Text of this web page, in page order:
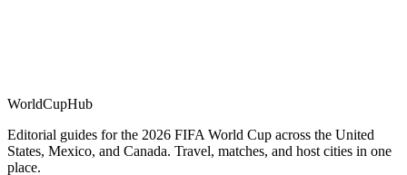
WorldCupHub
Editorial guides for the 2026 FIFA World Cup across the United
States, Mexico, and Canada. Travel, matches, and host cities in one
place.